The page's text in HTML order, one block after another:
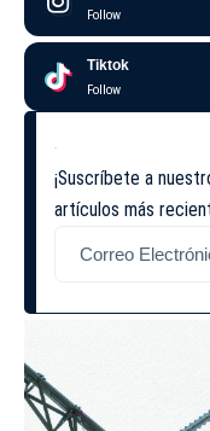
Follow
Tiktok
Follow
¡Suscríbete a
artículos más